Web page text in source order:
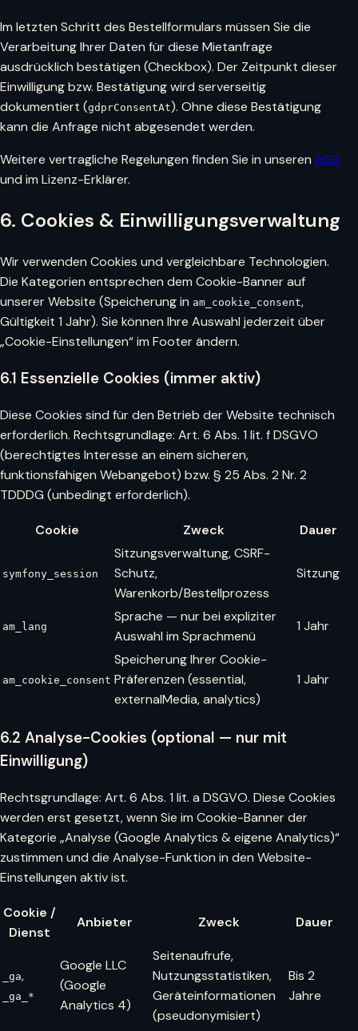
Im letzten Schritt des Bestellformulars müssen Sie die
Verarbeitung Ihrer Daten für diese Mietanfrage
ausdrücklich bestätigen (Checkbox). Der Zeitpunkt dieser
Einwilligung bzw. Bestätigung wird serverseitig
dokumentiert (gdprConsentAt). Ohne diese Bestätigung
kann die Anfrage nicht abgesendet werden.
Weitere vertragliche Regelungen finden Sie in unseren AGB
und im Lizenz-Erklärer.
6. Cookies & Einwilligungsverwaltung
Wir verwenden Cookies und vergleichbare Technologien.
Die Kategorien entsprechen dem Cookie-Banner auf
unserer Website (Speicherung in am_cookie_consent,
Gültigkeit 1 Jahr). Sie können Ihre Auswahl jederzeit über
„Cookie-Einstellungen“ im Footer ändern.
6.1 Essenzielle Cookies (immer aktiv)
Diese Cookies sind für den Betrieb der Website technisch
erforderlich. Rechtsgrundlage: Art. 6 Abs. 1 lit. f DSGVO
(berechtigtes Interesse an einem sicheren,
funktionsfähigen Webangebot) bzw. § 25 Abs. 2 Nr. 2
TDDDG (unbedingt erforderlich).
Cookie Zweck Dauer
symfony_session
Sitzungsverwaltung, CSRF-
Schutz,
Warenkorb/Bestellprozess
Sitzung
am_lang
Sprache — nur bei expliziter
Auswahl im Sprachmenü
1 Jahr
am_cookie_consent
Speicherung Ihrer Cookie-
Präferenzen (essential,
externalMedia, analytics)
1 Jahr
6.2 Analyse-Cookies (optional — nur mit
Einwilligung)
Rechtsgrundlage: Art. 6 Abs. 1 lit. a DSGVO. Diese Cookies
werden erst gesetzt, wenn Sie im Cookie-Banner der
Kategorie „Analyse (Google Analytics & eigene Analytics)“
zustimmen und die Analyse-Funktion in den Website-
Einstellungen aktiv ist.
Cookie /
Dienst
Anbieter Zweck Dauer
_ga,
_ga_*
Google LLC
(Google
Analytics 4)
Seitenaufrufe,
Nutzungsstatistiken,
Geräteinformationen
(pseudonymisiert)
Bis 2
Jahre